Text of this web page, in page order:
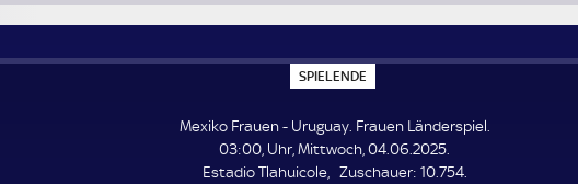
SPIELENDE
P
E
L
E
N
Mexiko Frauen - Uruguay. Frauen Länderspiel.
03:00, Uhr, Mittwoch, 04.06.2025.
Estadio Tlahuicole
Zuschauer: Z
10.754.